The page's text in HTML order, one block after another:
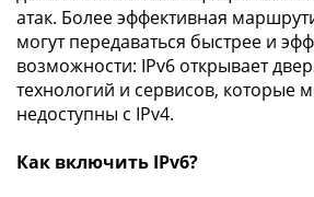
атак. Более эффективная
могут передаваться быстрее и
возможности: IPv6 открывает
технологий и сервисов, которые
недоступны с IPv4.
Как включить IPv6?